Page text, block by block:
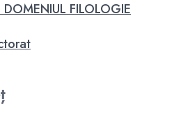
DOMENIUL FILOLOGIE